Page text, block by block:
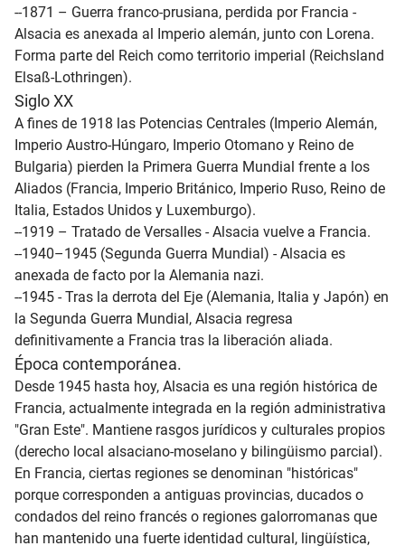
--1871 – Guerra franco-prusiana, perdida por Francia -
Alsacia es anexada al Imperio alemán, junto con Lorena.
Forma parte del Reich como territorio imperial (Reichsland
Elsaß-Lothringen).
Siglo XX
A fines de 1918 las Potencias Centrales (Imperio Alemán,
Imperio Austro-Húngaro, Imperio Otomano y Reino de
Bulgaria) pierden la Primera Guerra Mundial frente a los
Aliados (Francia, Imperio Británico, Imperio Ruso, Reino de
Italia, Estados Unidos y Luxemburgo).
--1919 – Tratado de Versalles - Alsacia vuelve a Francia.
--1940–1945 (Segunda Guerra Mundial) - Alsacia es
anexada de facto por la Alemania nazi.
--1945 - Tras la derrota del Eje (Alemania, Italia y Japón) en
la Segunda Guerra Mundial, Alsacia regresa
definitivamente a Francia tras la liberación aliada.
Época contemporánea.
Desde 1945 hasta hoy, Alsacia es una región histórica de
Francia, actualmente integrada en la región administrativa
"Gran Este". Mantiene rasgos jurídicos y culturales propios
(derecho local alsaciano-moselano y bilingüismo parcial).
En Francia, ciertas regiones se denominan "históricas"
porque corresponden a antiguas provincias, ducados o
condados del reino francés o regiones galorromanas que
han mantenido una fuerte identidad cultural, lingüística,